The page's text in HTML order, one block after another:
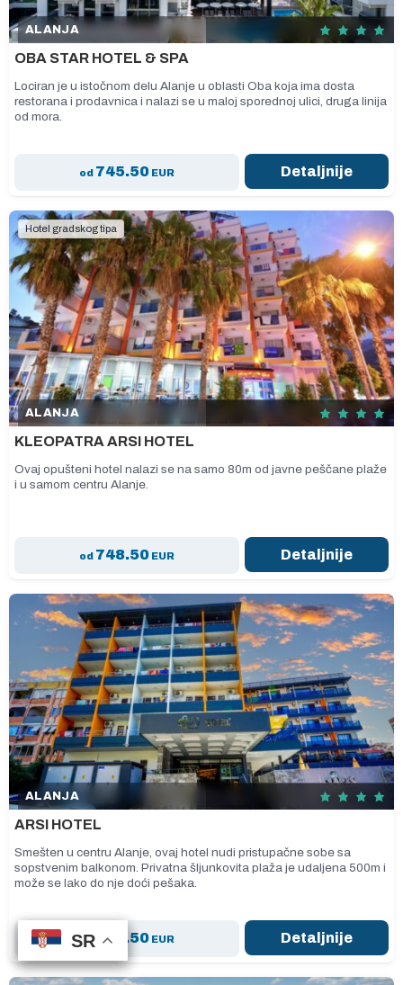
ALANJA
OBA STAR HOTEL & SPA
Lociran je u istočnom delu Alanje u oblasti Oba koja ima dosta
restorana i prodavnica i nalazi se u maloj sporednoj ulici, druga linija
od mora.
od 745.50EUR Detaljnije
Hotel gradskog tipa
ALANJA
KLEOPATRA ARSI HOTEL
Ovaj opušteni hotel nalazi se na samo 80m od javne peščane plaže
i u samom centru Alanje.
od 748.50EUR Detaljnije
ALANJA
ARSI HOTEL
Smešten u centru Alanje, ovaj hotel nudi pristupačne sobe sa
sopstvenim balkonom. Privatna šljunkovita plaža je udaljena 500m i
može se lako do nje doći pešaka.
od748.50EUR Detaljnije
SR
SR
SR
SR